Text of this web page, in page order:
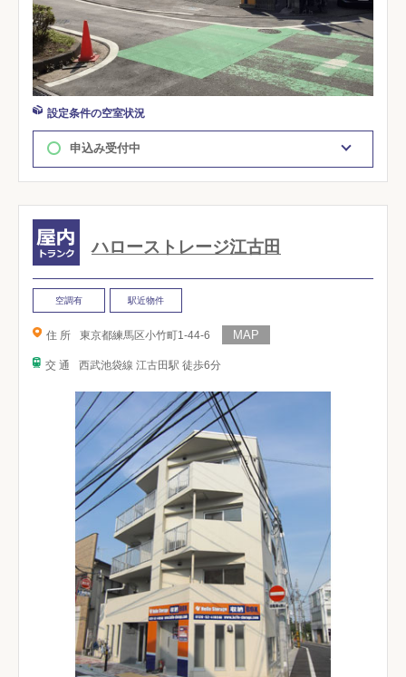
設定条件の空室状況
申込み受付中
ハローストレージ江古田
空調有 駅近物件
住 所 東京都練馬区小竹町1-44-6
交 通 西武池袋線 江古田駅 徒歩6分